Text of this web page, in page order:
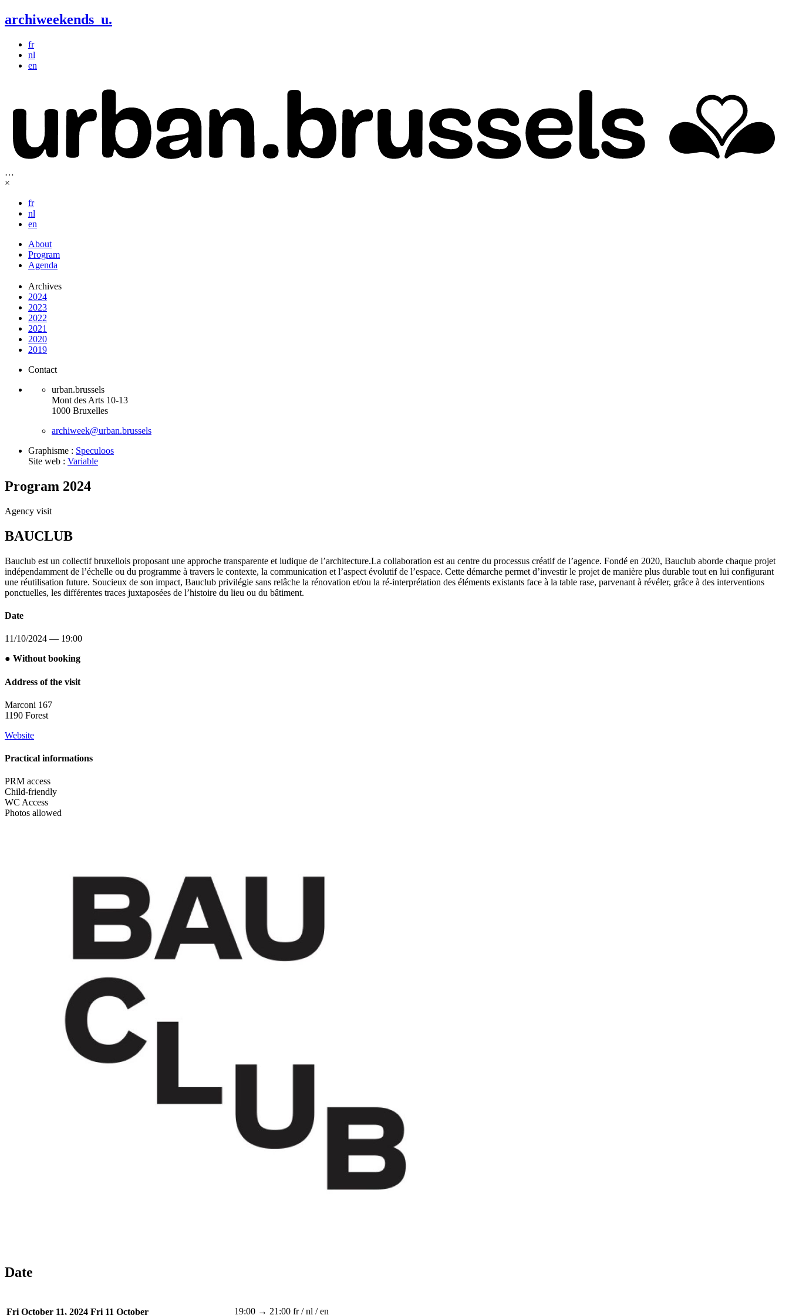
archiweekends u.
fr
nl
en
…
×
fr
nl
en
About
Program
Agenda
Archives
2024
2023
2022
2021
2020
2019
Contact
urban.brussels
Mont des Arts 10-13
1000 Bruxelles
archiweek@urban.brussels
Graphisme : Speculoos
Site web : Variable
Program 2024
Agency visit
BAUCLUB
Bauclub est un collectif bruxellois proposant une approche transparente et ludique de l’architecture.La collaboration est au centre du processus créatif de l’agence. Fondé en 2020, Bauclub aborde chaque projet
indépendamment de l’échelle ou du programme à travers le contexte, la communication et l’aspect évolutif de l’espace. Cette démarche permet d’investir le projet de manière plus durable tout en lui configurant
une réutilisation future. Soucieux de son impact, Bauclub privilégie sans relâche la rénovation et/ou la ré-interprétation des éléments existants face à la table rase, parvenant à révéler, grâce à des interventions
ponctuelles, les différentes traces juxtaposées de l’histoire du lieu ou du bâtiment.
Date
11/10/2024 — 19:00
● Without booking
Address of the visit
Marconi 167
1190 Forest
Website
Practical informations
PRM access
Child-friendly
WC Access
Photos allowed
Date
Fri October 11, 2024 Fri 11 October 19:00 → 21:00 fr / nl / en